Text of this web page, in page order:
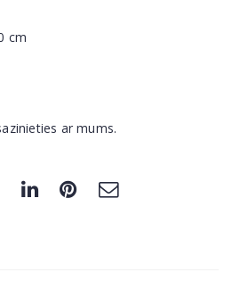
cm
ar mums.